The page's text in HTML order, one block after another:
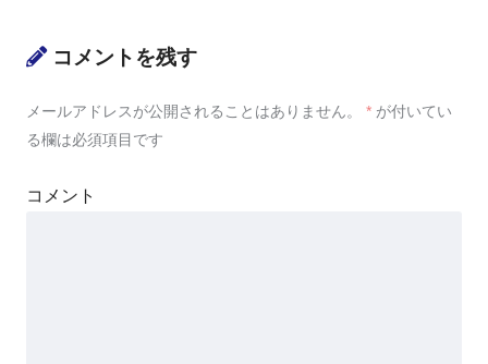
コメントを残す
メールアドレスが公開されることはありません。 * が付いてい
る欄は必須項目です
コメント